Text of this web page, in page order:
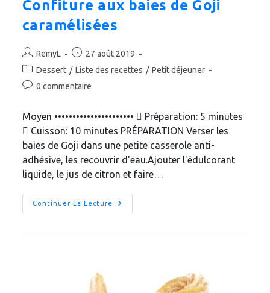
Confiture aux baies de Goji
caramélisées
Auteur/autrice
de
publication :
RemyL
Publication
publiée :
27 août 2019
Post
category:
Dessert / Liste des recettes / Petit déjeuner
Commentaires
publication :
0 commentaire
Moyen ••••••••••••••••••••••  Préparation: 5 minutes
 Cuisson: 10 minutes PRÉPARATION Verser les
baies de Goji dans une petite casserole anti-
adhésive, les recouvrir d'eau.Ajouter l'édulcorant
liquide, le jus de citron et faire…
Continuer La Lecture
Confiture
Aux